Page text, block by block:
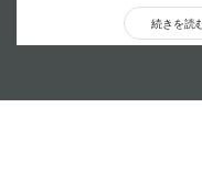
続きを読